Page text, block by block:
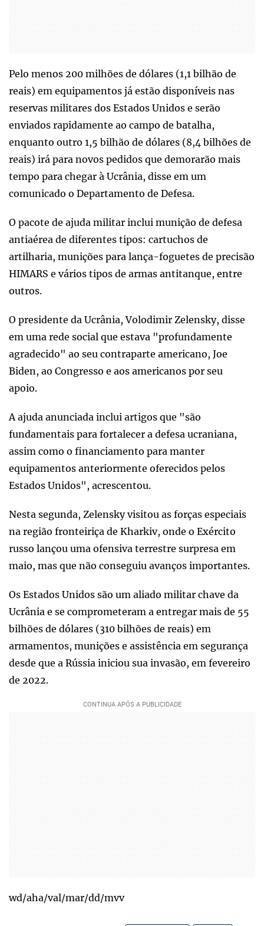
Pelo menos 200 milhões de dólares (1,1 bilhão de
reais) em equipamentos já estão disponíveis nas
reservas militares dos Estados Unidos e serão
enviados rapidamente ao campo de batalha,
enquanto outro 1,5 bilhão de dólares (8,4 bilhões de
reais) irá para novos pedidos que demorarão mais
tempo para chegar à Ucrânia, disse em um
comunicado o Departamento de Defesa.
O pacote de ajuda militar inclui munição de defesa
antiaérea de diferentes tipos: cartuchos de
artilharia, munições para lança-foguetes de precisão
HIMARS e vários tipos de armas antitanque, entre
outros.
O presidente da Ucrânia, Volodimir Zelensky, disse
em uma rede social que estava "profundamente
agradecido" ao seu contraparte americano, Joe
Biden, ao Congresso e aos americanos por seu
apoio.
A ajuda anunciada inclui artigos que "são
fundamentais para fortalecer a defesa ucraniana,
assim como o financiamento para manter
equipamentos anteriormente oferecidos pelos
Estados Unidos", acrescentou.
Nesta segunda, Zelensky visitou as forças especiais
na região fronteiriça de Kharkiv, onde o Exército
russo lançou uma ofensiva terrestre surpresa em
maio, mas que não conseguiu avanços importantes.
Os Estados Unidos são um aliado militar chave da
Ucrânia e se comprometeram a entregar mais de 55
bilhões de dólares (310 bilhões de reais) em
armamentos, munições e assistência em segurança
desde que a Rússia iniciou sua invasão, em fevereiro
de 2022.
wd/aha/val/mar/dd/mvv